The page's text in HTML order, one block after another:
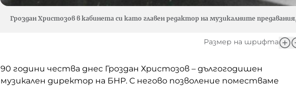
Гроздан Христозов в кабинета си като главен редактор на музикалните предавания,
Размер на шрифта
90 години чества днес Гроздан Христозов – дългогодишен
музикален директор на БНР. С негово позволение поместваме